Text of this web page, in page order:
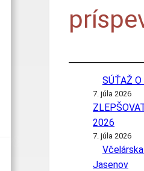
SÚŤAŽ
7. júla 2026
2026
7. júla 2026
Jasenov